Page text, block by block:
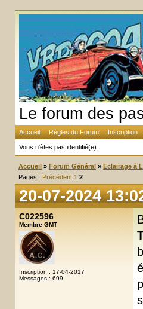
Le forum des
Accueil Règles du Forum Inscription
Vous n'êtes pas identifié(e).
Accueil » Forum Général » Eclairage à
Pages : Précédent 1 2
20-07-2024
C022596
Membre GMT
Inscription : 17-04-2017
Messages : 699